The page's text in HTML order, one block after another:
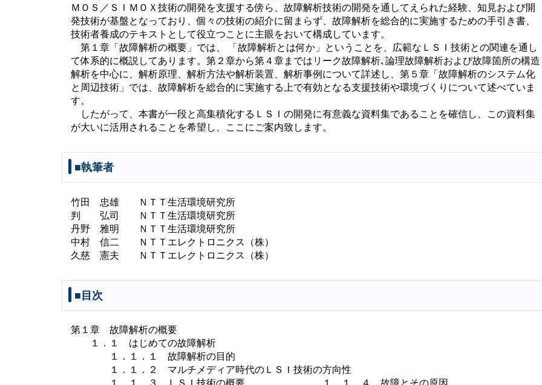
ＭＯＳ／ＳＩＭＯＸ技術の開発を支援する傍ら、故障解析技術の開発を通してえられた経験、知見および開
発技術が基盤となっており、個々の技術の紹介に留まらず、故障解析を総合的に実施するための手引き書、
技術者養成のテキストとして役立つことに主眼をおいて構成しています。
第１章「故障解析の概要」では、 「故障解析とは何か」ということを、広範なＬＳＩ技術との関連を通し
て体系的に概説してあります。第２章から第４章まではリーク故障解析､論理故障解析および故障箇所の構造
解析を中心に、解析原理、解析方法や解析装置、解析事例について詳述し、第５章「故障解析のシステム化
と周辺技術」では、故障解析を総合的に実施する上で有効となる支援技術や環境づくりについて述べていま
す。
したがって、本書が一段と高集積化するＬＳＩの開発に有意義な資料集であることを確信し、この資料集
が大いに活用されることを希望し、ここにご案内致します。
■執筆者
竹田 忠雄 ＮＴＴ生活環境研究所
判 弘司 ＮＴＴ生活環境研究所
丹野 雅明 ＮＴＴ生活環境研究所
中村 信二 ＮＴＴエレクトロニクス（株）
久慈 憲夫 ＮＴＴエレクトロニクス（株）
■目次
第１章 故障解析の概要
１．１ はじめての故障解析
１．１．１ 故障解析の目的
１．１．２ マルチメディア時代のＬＳＩ技術の方向性